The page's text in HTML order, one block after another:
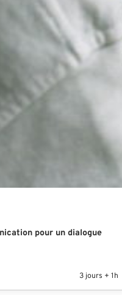
pour un dialogue
3 jours + 1h